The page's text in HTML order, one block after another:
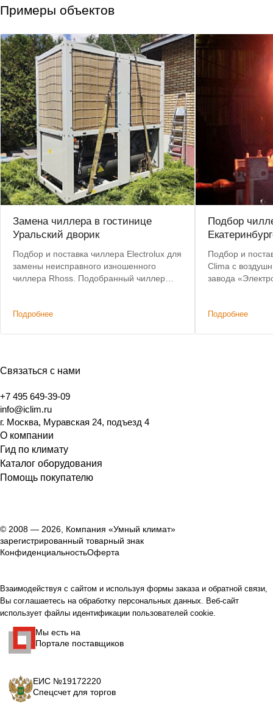
Примеры объектов
Замена чиллера в гостинице
Уральский дворик
Подбор и поставка чиллера Electrolux для
замены неисправного изношенного
чиллера Rhoss. Подобранный чиллер
изменений.
Подробнее
Подбор
Подбор и
Clima с
завода
Подробнее
Связаться с нами
+7 495 649-39-09
info@iclim.ru
г. Москва, Муравская 24, подъезд 4
О компании
Гид по климату
Каталог оборудования
Помощь покупателю
© 2008 — 2026, Компания «Умный климат»
зарегистрированный товарный знак
КонфиденциальностьОферта
Взаимодействуя с сайтом и используя формы заказа и обратной связи,
Вы соглашаетесь на обработку персональных данных. Веб-сайт
использует файлы идентификации пользователей cookie.
Мы есть на
Портале поставщиков
ЕИС №19172220
Спецсчет для торгов